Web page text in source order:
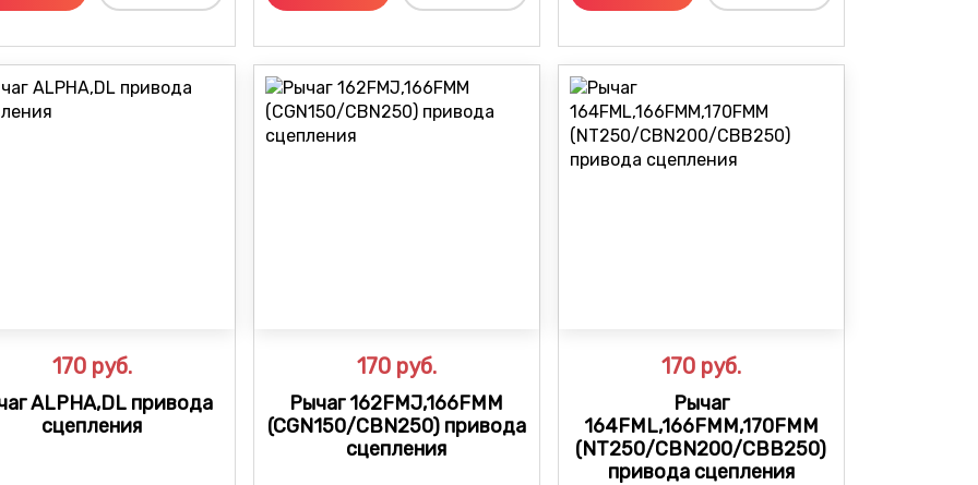
170 руб.
ALPHA,DL привода
сцепления
170 руб.
Рычаг 162FMJ,166FMM
(CGN150/CBN250) привода
сцепления
170 руб.
Рычаг
164FML,166FMM,170FMM
(NT250/CBN200/CBB250)
привода сцепления